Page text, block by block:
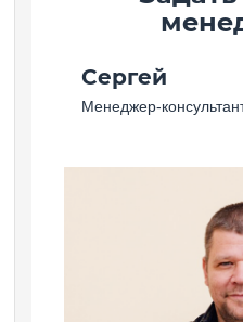
Сергей
Менеджер-